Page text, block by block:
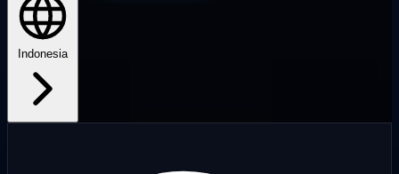
Indonesia